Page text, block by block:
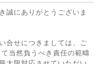
誠にありがとうございま
合せにつきましては、ご
当然負うべき責任の範疇